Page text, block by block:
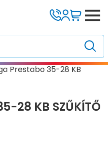
Prestabo 35-28 KB
28 KB SZŰKÍTŐ